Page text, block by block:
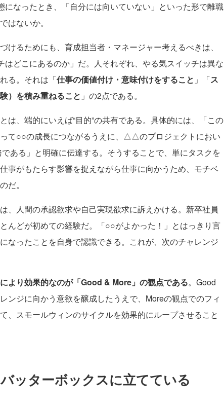
になったとき、「自分には向いていない」といった形で離職
はないか。
けるためにも、育成担当者・マネージャー考えるべきは、
はどこにあるのか」だ。人それぞれ、やる気スイッチは異な
る。それは「仕事の価値付け・意味付けをすること 」「ス
）を積み重ねること 」の2点である。
は、端的にいえば“目的”の共有である。具体的には、「この
て○○の成長につながるうえに、△△のプロジェクトにおい
ある」と明確に伝達する。そうすることで、単にタスクを
事がもたらす影響を捉えながら仕事に向かうため、モチベ
だ。
、人間の承認欲求や自己実現欲求に訴えかける。新卒社員
んどが初めての経験だ。「○○がよかった！」とはっきり言
なったことを自身で認識できる。これが、次のチャレンジ
より効果的なのが「Good & More」の観点である。Good
ンジに向かう意欲を醸成したうえで、Moreの観点でのフィ
、スモールウィンのサイクルを効果的にループさせること
ッターボックスに立てている